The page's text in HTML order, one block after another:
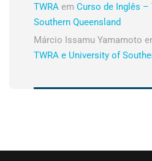
TWRA em Curso de Inglês –
Southern Queensland
Márcio Issamu Yamamoto
TWRA e University of